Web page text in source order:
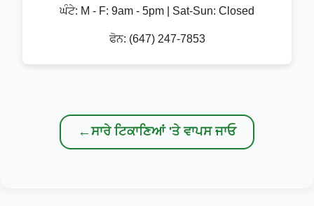
ਘੰਟੇ: M - F: 9am - 5pm | Sat-Sun: Closed
ਫੋਨ: (647) 247-7853
←ਸਾਰੇ ਟਿਕਾਣਿਆਂ 'ਤੇ ਵਾਪਸ ਜਾਓ